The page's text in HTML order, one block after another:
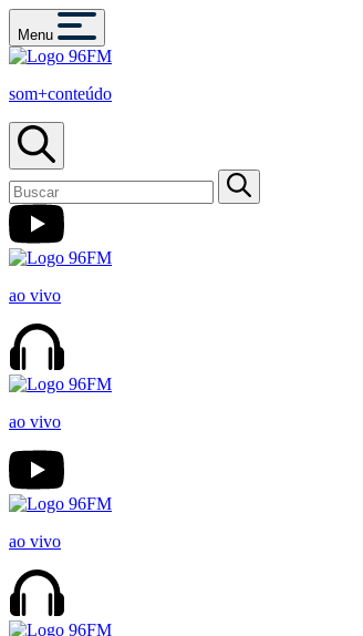
Menu
som+conteúdo
ao vivo
ao vivo
ao vivo